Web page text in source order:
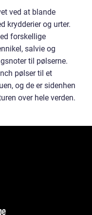
ved at blande
krydderier og urter.
forskellige
salvie og
til pølserne.
pølser til et
og de er sidenhen
over hele verden.